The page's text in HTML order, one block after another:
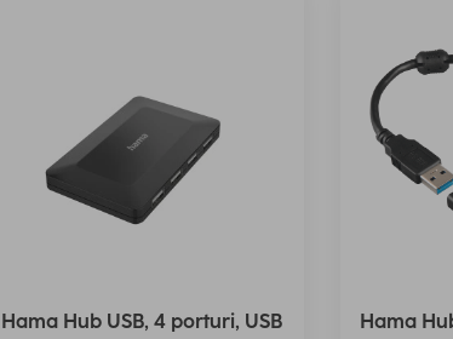
Hama Hub USB, 4 porturi, USB
Hama